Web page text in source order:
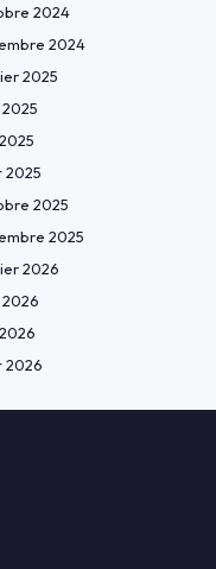
2024
2024
2025
2025
2025
2025
2026
2026